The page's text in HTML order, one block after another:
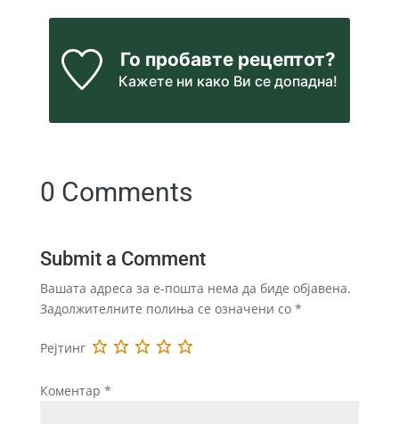
Го пробавте рецептот?
Кажете ни како Ви се допадна!
0 Comments
Submit a Comment
Вашата адреса за е-пошта нема да биде објавена.
Задолжителните полиња се означени со *
Рејтинг
Коментар *